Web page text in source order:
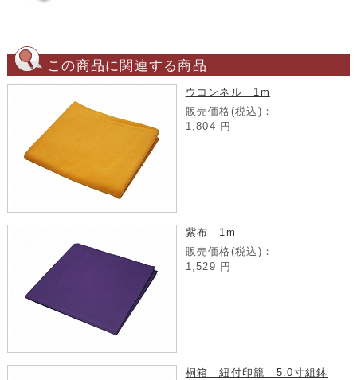
この商品に関連する商品
ウコンネル 1m
販売価格(税込)：
1,804 円
紫布 1m
販売価格(税込)：
1,529 円
桐箱 紐付印籠 5.0寸組鉢